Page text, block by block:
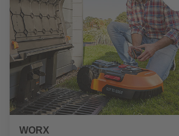
WORX